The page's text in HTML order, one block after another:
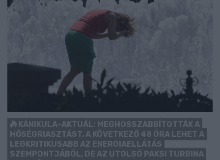
KÁNIKULA-AKTUÁL: MEGHOSSZABBÍTOTTÁK A
HŐSÉGRIASZTÁST, A KÖVETKEZŐ 48 ÓRA LEHET A
LEGKRITIKUSABB AZ ENERGIAELLÁTÁS
SZEMPONTJÁBÓL, DE AZ UTOLSÓ PAKSI TURBINA